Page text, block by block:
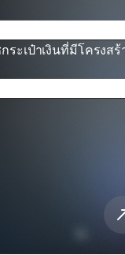
ะเป๋าเงินที่มีโครงสร้